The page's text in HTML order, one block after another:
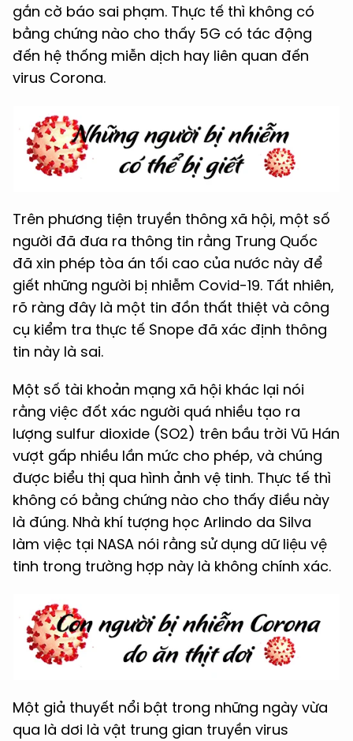
gắn cờ báo sai phạm. Thực tế thì không có
bằng chứng nào cho thấy 5G có tác động
đến hệ thống miễn dịch hay liên quan đến
virus Corona.
Trên phương tiện truyền thông xã hội, một số
người đã đưa ra thông tin rằng Trung Quốc
đã xin phép tòa án tối cao của nước này để
giết những người bị nhiễm Covid-19. Tất nhiên,
rõ ràng đây là một tin đồn thất thiệt và công
cụ kiểm tra thực tế Snope đã xác định thông
tin này là sai.
Một số tài khoản mạng xã hội khác lại nói
rằng việc đốt xác người quá nhiều tạo ra
lượng sulfur dioxide (SO2) trên bầu trời Vũ Hán
vượt gấp nhiều lần mức cho phép, và chúng
được biểu thị qua hình ảnh vệ tinh. Thực tế thì
không có bằng chứng nào cho thấy điều này
là đúng. Nhà khí tượng học Arlindo da Silva
làm việc tại NASA nói rằng sử dụng dữ liệu vệ
tinh trong trường hợp này là không chính xác.
Một giả thuyết nổi bật trong những ngày vừa
qua là dơi là vật trung gian truyền virus